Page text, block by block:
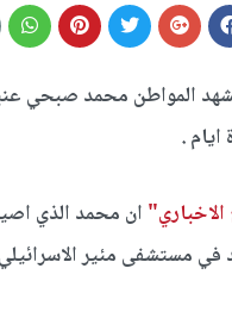
.
ان محمد الذي
مستشفى مئير